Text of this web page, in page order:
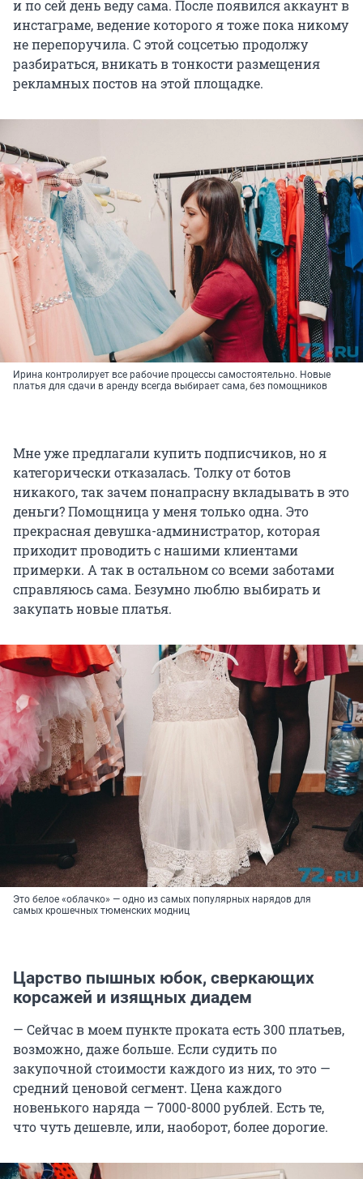
и по сей день веду сама. После появился аккаунт в
инстаграме, ведение которого я тоже пока никому
не перепоручила. С этой соцсетью продолжу
разбираться, вникать в тонкости размещения
рекламных постов на этой площадке.
Ирина контролирует все рабочие процессы самостоятельно. Новые
платья для сдачи в аренду всегда выбирает сама, без помощников
Мне уже предлагали купить подписчиков, но я
категорически отказалась. Толку от ботов
никакого, так зачем понапрасну вкладывать в это
деньги? Помощница у меня только одна. Это
прекрасная девушка-администратор, которая
приходит проводить с нашими клиентами
примерки. А так в остальном со всеми заботами
справляюсь сама. Безумно люблю выбирать и
закупать новые платья.
Это белое «облачко» — одно из самых популярных нарядов для
самых крошечных тюменских модниц
Царство пышных юбок, сверкающих
корсажей и изящных диадем
— Сейчас в моем пункте проката есть 300 платьев,
возможно, даже больше. Если судить по
закупочной стоимости каждого из них, то это —
средний ценовой сегмент. Цена каждого
новенького наряда — 7000-8000 рублей. Есть те,
что чуть дешевле, или, наоборот, более дорогие.